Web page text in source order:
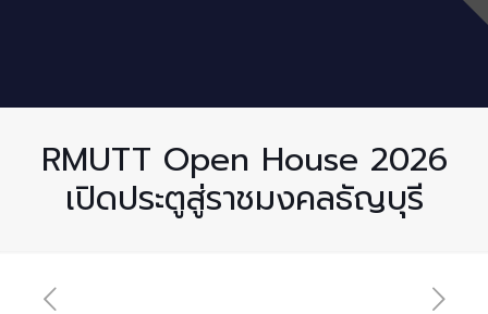
RMUTT Open House 2026
เปิดประตูสู่ราชมงคลธัญบุรี